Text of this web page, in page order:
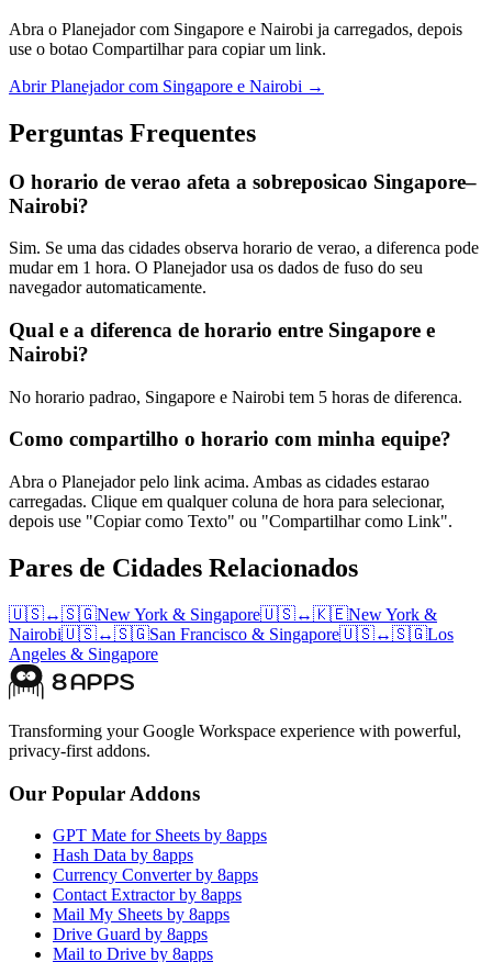
Abra o Planejador com Singapore e Nairobi ja carregados, depois
use o botao Compartilhar para copiar um link.
Abrir Planejador com Singapore e Nairobi →
Perguntas Frequentes
O horario de verao afeta a sobreposicao Singapore–
Nairobi?
Sim. Se uma das cidades observa horario de verao, a diferenca pode
mudar em 1 hora. O Planejador usa os dados de fuso do seu
navegador automaticamente.
Qual e a diferenca de horario entre Singapore e
Nairobi?
No horario padrao, Singapore e Nairobi tem 5 horas de diferenca.
Como compartilho o horario com minha equipe?
Abra o Planejador pelo link acima. Ambas as cidades estarao
carregadas. Clique em qualquer coluna de hora para selecionar,
depois use "Copiar como Texto" ou "Compartilhar como Link".
Pares de Cidades Relacionados
🇺🇸↔🇸🇬New York & Singapore🇺🇸↔🇰🇪New York &
Nairobi🇺🇸↔🇸🇬San Francisco & Singapore🇺🇸↔🇸🇬Los
Angeles & Singapore
Transforming your Google Workspace experience with powerful,
privacy-first addons.
Our Popular Addons
GPT Mate for Sheets by 8apps
Hash Data by 8apps
Currency Converter by 8apps
Contact Extractor by 8apps
Mail My Sheets by 8apps
Drive Guard by 8apps
Mail to Drive by 8apps